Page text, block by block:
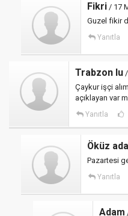
Fikri / 17
Guzel fikir
Yanıtla
Trabzon lu
Çaykur işçi
açıklayan var
Yanıtla
Öküz
Pazartesi
Yanıtla
Adam